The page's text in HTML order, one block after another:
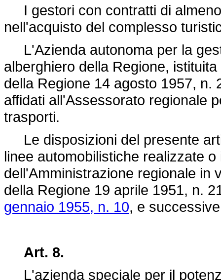
I gestori con contratti di
nell'acquisto del complesso
L'Azienda autonoma per la
alberghiero della Regione,
della Regione 14 agosto 1957, n.
affidati all'Assessorato regionale
trasporti.
Le disposizioni del presente
linee automobilistiche realizzate
dell'Amministrazione regionale in
della Regione 19 aprile 1951, n.
gennaio 1955, n. 10, e
Art. 8.
L'azienda speciale per il